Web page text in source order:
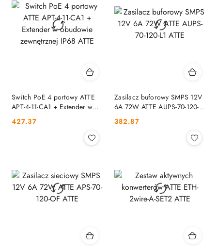
Switch PoE 4 portowy ATTE
APT-4-11-CA1 + Extender w
ATTE
Cena:
427.37
Zasilacz buforowy SMPS 12V
6A 72W ATTE AUPS-70-120-L1
Cena:
382.87